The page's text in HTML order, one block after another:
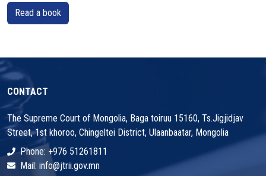
Read a book
CONTACT
The Supreme Court of Mongolia, Baga toiruu 15160, Ts.Jigjidjav
Street, 1st khoroo, Chingeltei District, Ulaanbaatar, Mongolia
Phone: +976 51261811
Mail: info@jtrii.gov.mn